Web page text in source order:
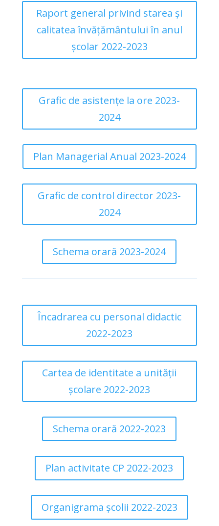
Raport general privind starea și
calitatea învățământului în anul
școlar 2022-2023
Grafic de asistențe la ore 2023-
2024
Plan Managerial Anual 2023-2024
Grafic de control director 2023-
2024
Schema orară 2023-2024
Încadrarea cu personal didactic
2022-2023
Cartea de identitate a unității
școlare 2022-2023
Schema orară 2022-2023
Plan activitate CP 2022-2023
Organigrama școlii 2022-2023